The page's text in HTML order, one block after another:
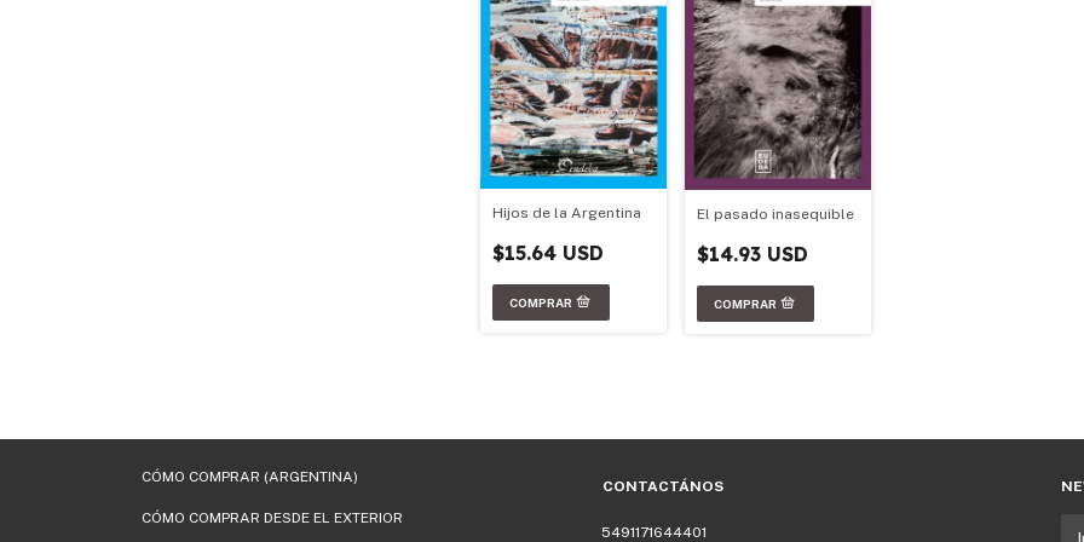
Hijos de la Argentina
$15.64 USD
El pasado inasequible
$14.93 USD
CÓMO COMPRAR (ARGENTINA)
CÓMO COMPRAR DESDE EL EXTERIOR
CONTACTÁNOS
5491171644401